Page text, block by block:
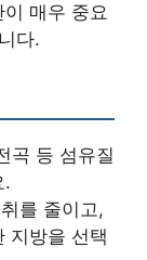
매우 중요
다.
곡 등 섬유질
.
를 줄이고,
지방을 선택